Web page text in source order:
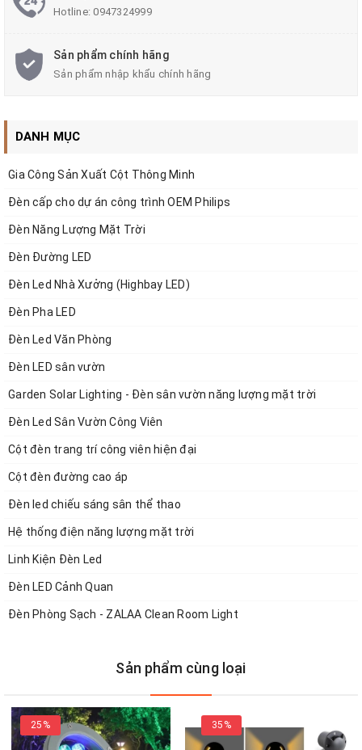
Kiểu Tròn Giọt Nước
Thông số sản phẩm
Điện áp: 12V/24V/220V
Góc chiếu:
Chip LED:
Chỉ số IP:
Chất liệu: Hợp kim nhôm
Công suất:3W
Kích thước:90mm
Hiệu suất quang:
Ra:>80
Ánh sáng: (Trắng/ Vàng/ Trung tính/ Đổi màu RGB)
Hotline:0947324999
Sản phẩm chính hãng
Sản phẩm nhập khẩu chính hãng
DANH MỤC
Gia Công Sản Xuất Cột Thông Minh
Đèn cấp cho dự án công trình OEM Philips
Đèn Năng Lượng Mặt Trời
Đèn Đường LED
Đèn Led Nhà Xưởng (Highbay LED)
Đèn Pha LED
Đèn Led Văn Phòng
Đèn LED sân vườn
Garden Solar Lighting - Đèn sân vườn năng lượng mặt trời
Đèn Led Sân Vườn Công Viên
Cột đèn trang trí công viên hiện đại
Cột đèn đường cao áp
Đèn led chiếu sáng sân thể thao
Hệ thống điện năng lượng mặt trời
Linh Kiện Đèn Led
Đèn LED Cảnh Quan
Đèn Phòng Sạch - ZALAA Clean Room Light
Sản phẩm cùng loại
25% 35%